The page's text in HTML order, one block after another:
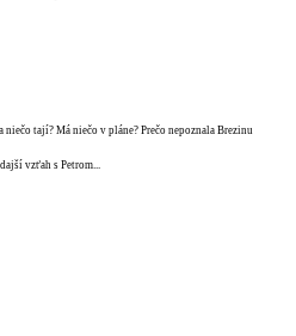
tají? Má niečo v pláne? Prečo nepoznala Brezinu
vzťah s Petrom...